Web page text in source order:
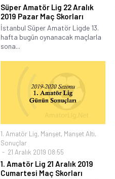
Süper Amatör Lig 22 Aralık
2019 Pazar Maç Skorları
İstanbul Süper Amatör Ligde 13.
hafta bugün oynanacak maçlarla
sona...
1. Amatör Lig, Manşet, Manşet Altı,
Sonuçlar
21 Aralık 2019 08:55
1. Amatör Lig 21 Aralık 2019
Cumartesi Maç Skorları